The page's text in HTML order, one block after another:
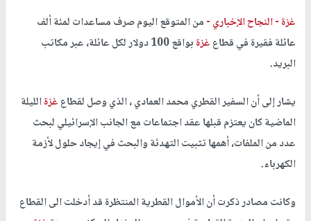
غزة -النجاح الإخباري -من المتوقع اليوم صرف مساعدات لمئة ألف
عائلة فقيرة في قطاعغزة
بواقع 100 دولار لكل عائلة، عبر مكاتب
البريد.
يشار إلى أن السفير القطري محمد العمادي ، الذي وصل لقطاعغزةالليلة
الماضية كان يعتزم قبلها عقد اجتماعات مع الجانب الإسرائيلي لبحث
عدد من الملفات، أهمها تثبيت التهدئة والبحث في إيجاد حلول لأزمة
الكهرباء.
وكانت مصادر ذكرت أن الأموال القطرية المنتظرة قد أدخلت الى القطاع